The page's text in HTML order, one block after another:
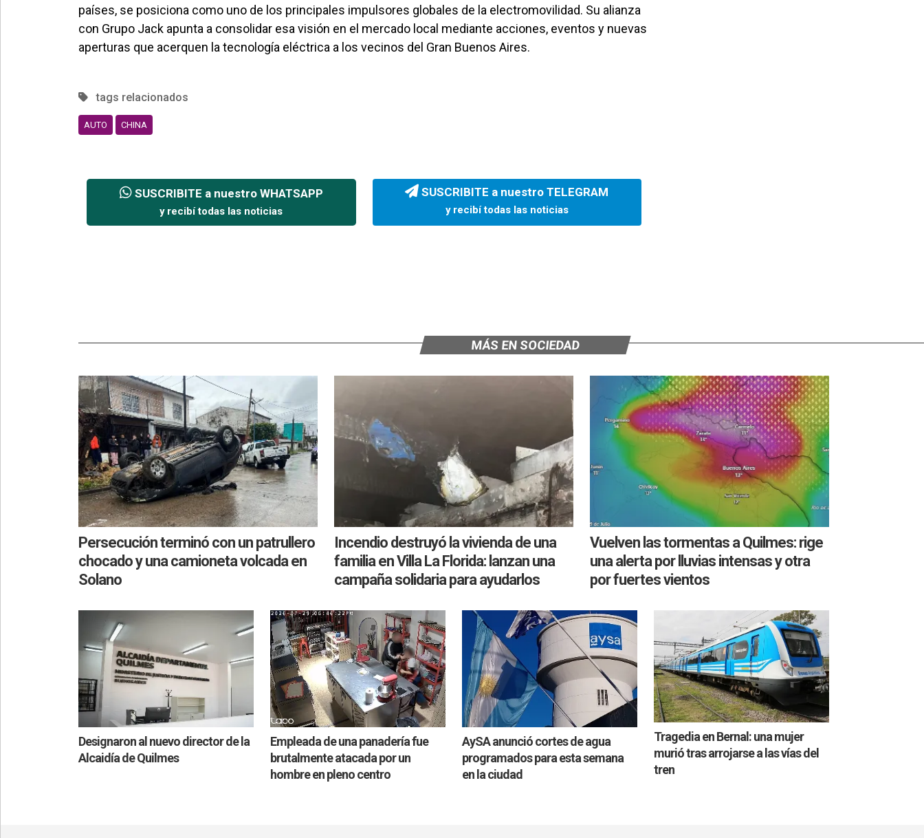
países, se posiciona como uno de los principales impulsores globales de la electromovilidad. Su alianza
con Grupo Jack apunta a consolidar esa visión en el mercado local mediante acciones, eventos y nuevas
aperturas que acerquen la tecnología eléctrica a los vecinos del Gran Buenos Aires.
tags relacionados
AUTO CHINA
SUSCRIBITE a nuestro WHATSAPP
y recibí todas las noticias
SUSCRIBITE a nuestro TELEGRAM
y recibí todas las noticias
MÁS EN SOCIEDAD
Persecución terminó con un patrullero
chocado y una camioneta volcada en
Solano
Incendio destruyó la vivienda de una
familia en Villa La Florida: lanzan una
campaña solidaria para ayudarlos
Vuelven las tormentas a Quilmes: rige
una alerta por lluvias intensas y otra
por fuertes vientos
Designaron al nuevo director de la
Alcaidía de Quilmes
Empleada de una panadería fue
brutalmente atacada por un
hombre en pleno centro
AySA anunció cortes de agua
programados para esta semana
en la ciudad
Tragedia en Bernal: una mujer
murió tras arrojarse a las vías del
tren